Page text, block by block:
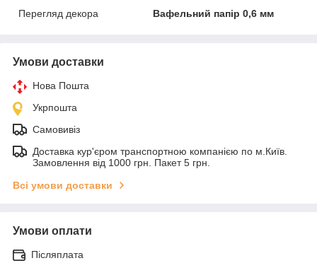
Перегляд декора
Вафельний папір 0,6 мм
Умови доставки
Нова Пошта
Укрпошта
Самовивіз
Доставка кур'єром транспортною компанією по м.Київ.
Замовлення від 1000 грн. Пакет 5 грн.
Всі умови доставки
Умови оплати
Післяплата